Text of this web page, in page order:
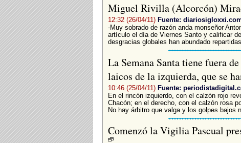
Miguel Rivilla (Alcorcón)
12:32 (26/04/11) Fuente:
-Muy sobrado de razón anda monseñor
artículo el día de Viernes Santo y calificar
desgracias globales han abundado
La Semana Santa tiene fuera
laicos de la izquierda, que se
10:46 (25/04/11) Fuente:
En el rincón izquierdo, con el calzón rojo
Chacón; en el derecho, con el calzón rosa
No hay árbitro que valga y los golpes bajos
Comenzó la Vigilia Pascual